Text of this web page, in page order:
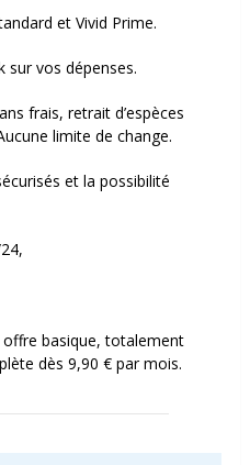
et Vivid Prime.
vos dépenses.
frais, retrait d’espèces
limite de change.
et la possibilité
basique, totalement
dès 9,90 € par mois.